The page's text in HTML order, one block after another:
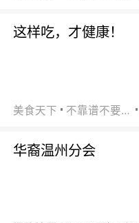
这样吃，才健康！
美食天下 不靠谱不要联系
华裔温州分会